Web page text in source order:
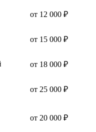
от 12 000 ₽
от 15 000 ₽
от 18 000 ₽
от 25 000 ₽
от 20 000 ₽